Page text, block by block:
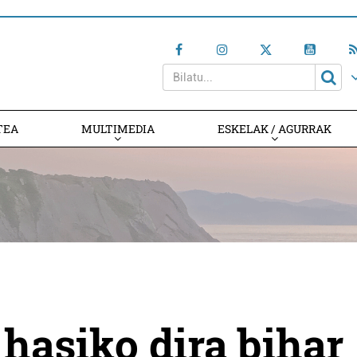
MULTIMEDIA ESKELAK / AGURRAK
dira bihar